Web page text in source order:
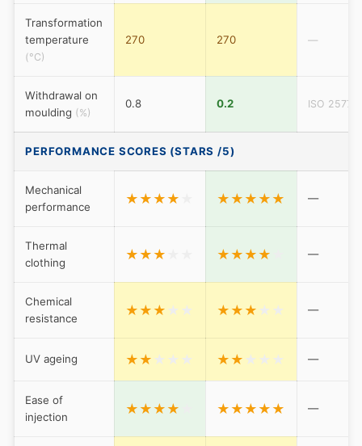
Transformation
temperature
(°C)
270 270 —
Withdrawal on
moulding (%)
0.8 0.2 ISO 2577
PERFORMANCE SCORES (STARS /5)
Mechanical
performance
★ ★ ★ ★ ★ ★ ★ ★ ★ —
Thermal
clothing
★ ★ ★ ★ ★ ★ ★ —
Chemical
resistance
★ ★ ★ ★ ★ ★ ★ ★ ★ ★ —
UV ageing ★ ★ ★ ★ ★ ★ ★ ★ ★ ★ —
Ease of
injection
★ ★ ★ ★ ★ ★ ★ ★ ★ —